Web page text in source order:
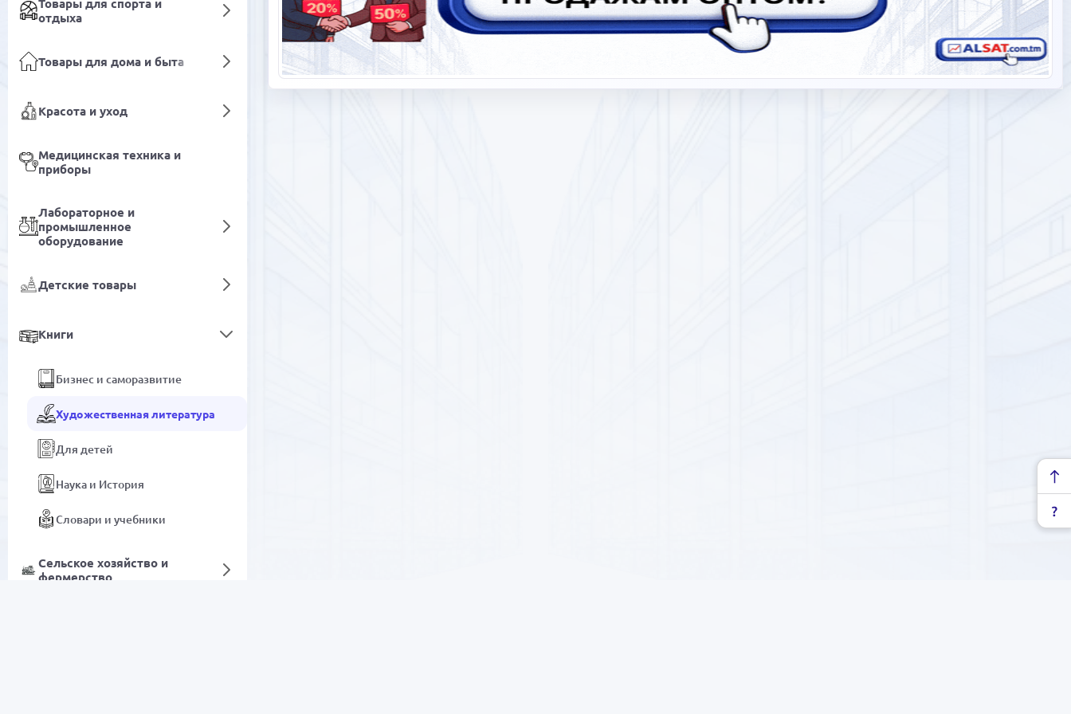
Товары для спорта и
отдыха
Товары для дома и быта
Красота и уход
Медицинская техника и
приборы
Лабораторное и
промышленное
оборудование
Детские товары
Книги
Бизнес и саморазвитие
Художественная литература
Для детей
Наука и История
Словари и учебники
Сельское хозяйство и
фермерство